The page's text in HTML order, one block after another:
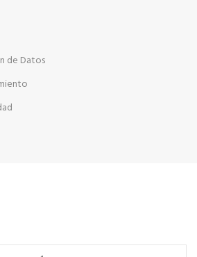
de Datos